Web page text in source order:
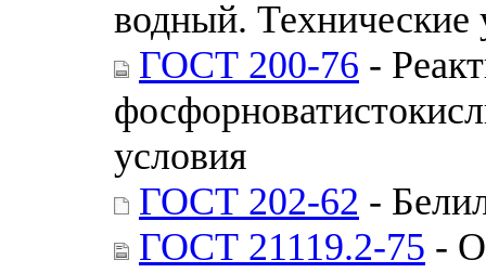
водный. Технические
ГОСТ 200-76 -
условия
ГОСТ 202-62 -
ГОСТ 21119.2-75 -